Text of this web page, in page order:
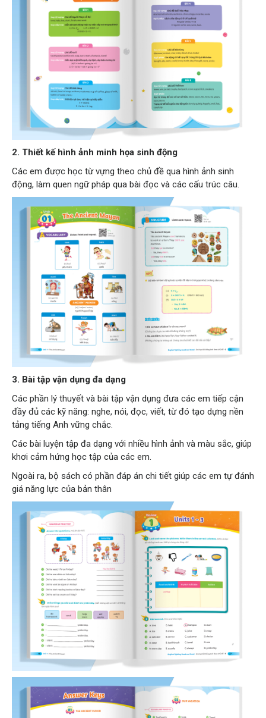
2. Thiết kế hình ảnh minh họa sinh động
Các em được học từ vựng theo chủ đề qua hình ảnh sinh
động, làm quen ngữ pháp qua bài đọc và các cấu trúc câu.
3. Bài tập vận dụng đa dạng
Các phần lý thuyết và bài tập vận dụng đưa các em tiếp cận
đầy đủ các kỹ năng: nghe, nói, đọc, viết, từ đó tạo dựng nền
tảng tiếng Anh vững chắc.
Các bài luyện tập đa dạng với nhiều hình ảnh và màu sắc, giúp
khơi cảm hứng học tập của các em.
Ngoài ra, bộ sách có phần đáp án chi tiết giúp các em tự đánh
giá năng lực của bản thân